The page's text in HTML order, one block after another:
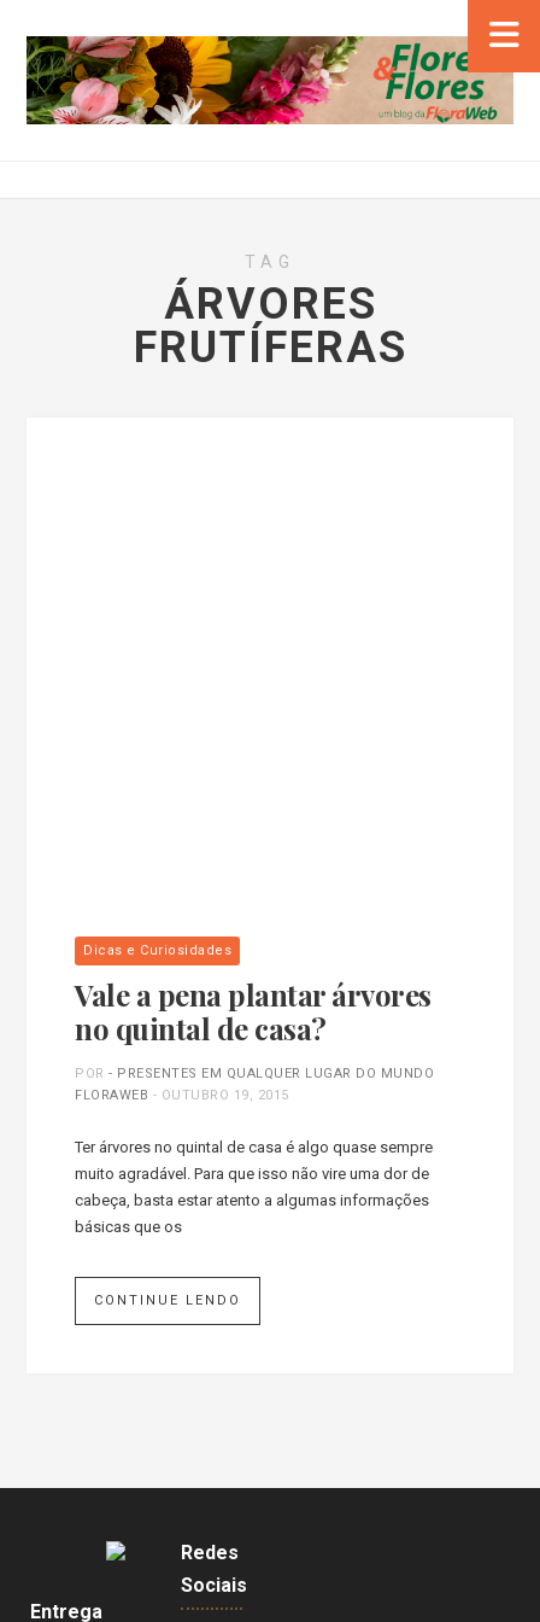
TAG
ÁRVORES
FRUTÍFERAS
Dicas e Curiosidades
Vale a pena plantar árvores
no quintal de casa?
POR- PRESENTES EM QUALQUER LUGAR DO MUNDO
FLORAWEB - OUTUBRO 19, 2015
Ter árvores no quintal de casa é algo quase sempre
muito agradável. Para que isso não vire uma dor de
cabeça, basta estar atento a algumas informações
básicas que os
CONTINUE LENDO
Entrega
Redes
Sociais